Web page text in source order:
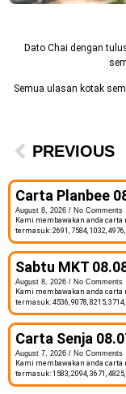
Dato Chai dengan
Semua ulasan kotak
PREVIOUS
Carta Planbee
August 8, 2026
No Comments
Kami membawakan anda
termasuk: 2691, 7584, 1032,
Sabtu MKT
August 8, 2026
No Comments
Kami membawakan anda
termasuk: 4536, 9078, 8215,
Carta Senja
August 7, 2026
No Comments
Kami membawakan anda
termasuk: 1583, 2094, 3671,